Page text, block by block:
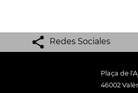
Redes Sociales
Plaça de
46002